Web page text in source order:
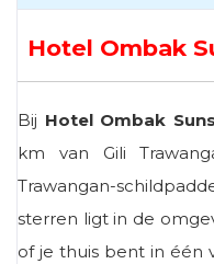
Hotel Ombak
Bij Hotel Ombak
km van Gili
Trawangan-
sterren ligt in de
of je thuis bent in één